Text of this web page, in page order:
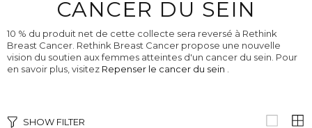
CANCER DU SEIN
10 % du produit net de cette collecte sera reversé à Rethink
Breast Cancer. Rethink Breast Cancer propose une nouvelle
vision du soutien aux femmes atteintes d'un cancer du sein. Pour
en savoir plus, visitez Repenser le cancer du sein
SHOW FILTER